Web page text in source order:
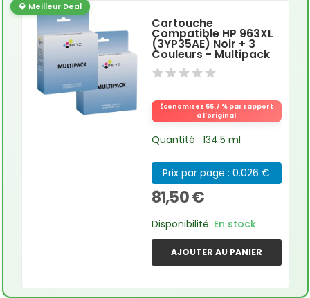
💎 Meilleur Deal
Cartouche
Compatible HP 963XL
(3YP35AE) Noir + 3
Couleurs - Multipack
Économisez 66.7 % par rapport
à l'original
Quantité : 134.5 ml
Prix par page : 0.026 €
81,50 €
Disponibilité: En stock
AJOUTER AU PANIER